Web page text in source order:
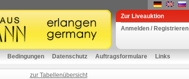
Zur Liveauktion
Anmelden / Registrieren
Bedingungen Datenschutz Auftragsformulare Links
zur Tabellenübersicht